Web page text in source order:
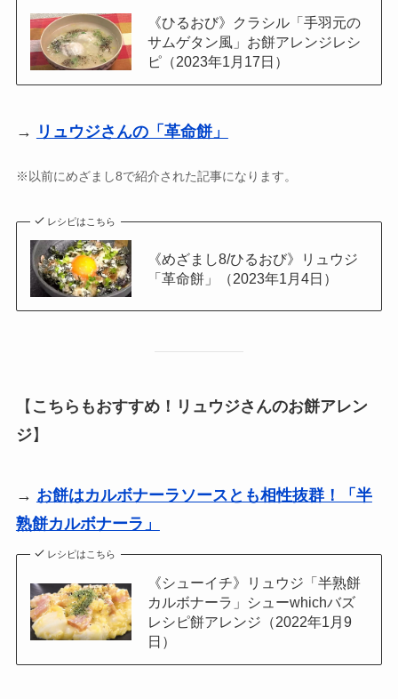
《ひるおび》クラシル「手羽元の
サムゲタン風」お餅アレンジレシ
ピ（2023年1月17日）
→ リュウジさんの「革命餅」
※以前にめざまし8で紹介された記事になります。
レシピはこちら
《めざまし8/ひるおび》リュウジ
「革命餅」（2023年1月4日）
【 こちらもおすすめ！リュウジさんのお餅アレン
ジ】
→ お餅はカルボナーラソースとも相性抜群！「半
熟餅カルボナーラ」
レシピはこちら
《シューイチ》リュウジ「半熟餅
カルボナーラ」シューwhichバズ
レシピ餅アレンジ（2022年1月9
日）